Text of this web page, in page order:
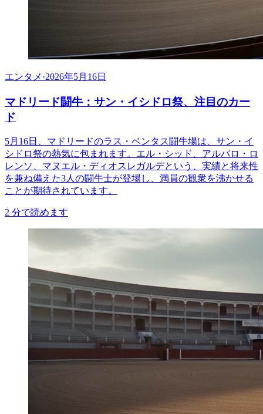
エンタメ ·2026年5月16日
マドリード闘牛：サン・イシドロ祭、注目のカー
ド
5月16日、マドリードのラス・ベンタス闘牛場は、サン・イ
シドロ祭の熱気に包まれます。エル・シッド、アルバロ・ロ
レンソ、マヌエル・ディオスレガルデという、実績と将来性
を兼ね備えた3人の闘牛士が登場し、満員の観衆を沸かせる
ことが期待されています。
2 分で読めます